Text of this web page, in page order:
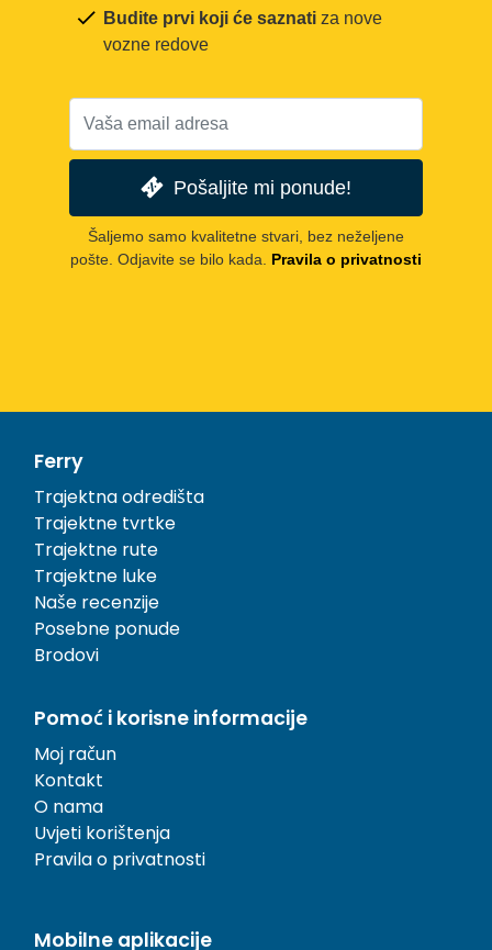
Budite prvi koji će saznati za nove
vozne redove
Pošaljite mi ponude!
Šaljemo samo kvalitetne stvari, bez neželjene
pošte. Odjavite se bilo kada.
Pravila o privatnosti
Ferry
Trajektna odredišta
Trajektne tvrtke
Trajektne rute
Trajektne luke
Naše recenzije
Posebne ponude
Brodovi
Pomoć i korisne informacije
Moj račun
Kontakt
O nama
Uvjeti korištenja
Pravila o privatnosti
Mobilne aplikacije